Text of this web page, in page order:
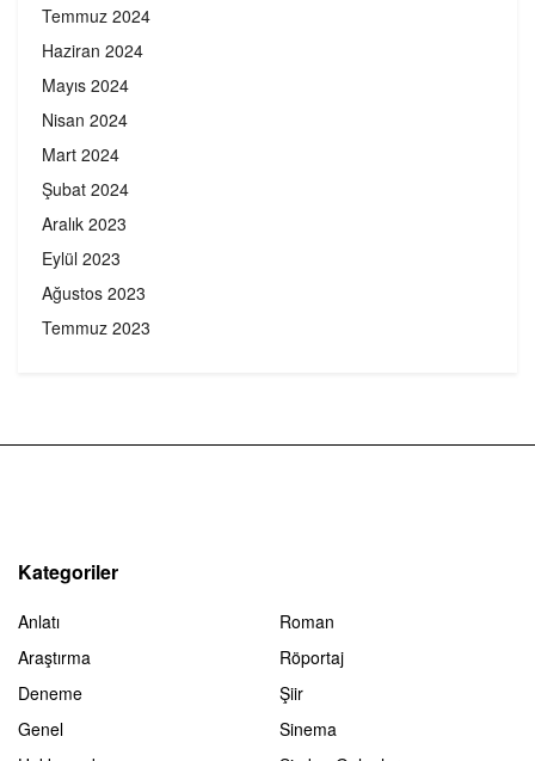
Temmuz 2024
Haziran 2024
Mayıs 2024
Nisan 2024
Mart 2024
Şubat 2024
Aralık 2023
Eylül 2023
Ağustos 2023
Temmuz 2023
Kategoriler
Anlatı
Araştırma
Deneme
Genel
Roman
Röportaj
Şiir
Sinema